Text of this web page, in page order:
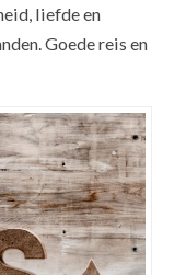
liefde en
Goede reis en